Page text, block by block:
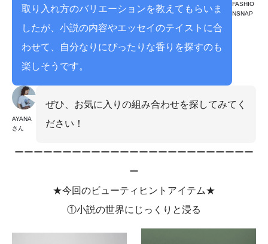
取り入れ方のバリエーションを教えてもらいま
したが、小説の内容やエッセイのテイストに合
わせて、自分なりにぴったりな香りを探すのも
楽しそうです。
FASHIO
NSNAP
AYANA
さん
ぜひ、お気に入りの組み合わせを探してみてく
ださい！
ーーーーーーーーーーーーーーーーーーーーーーーーー
ー
★今回のビューティヒントアイテム★
①小説の世界にじっくりと浸る